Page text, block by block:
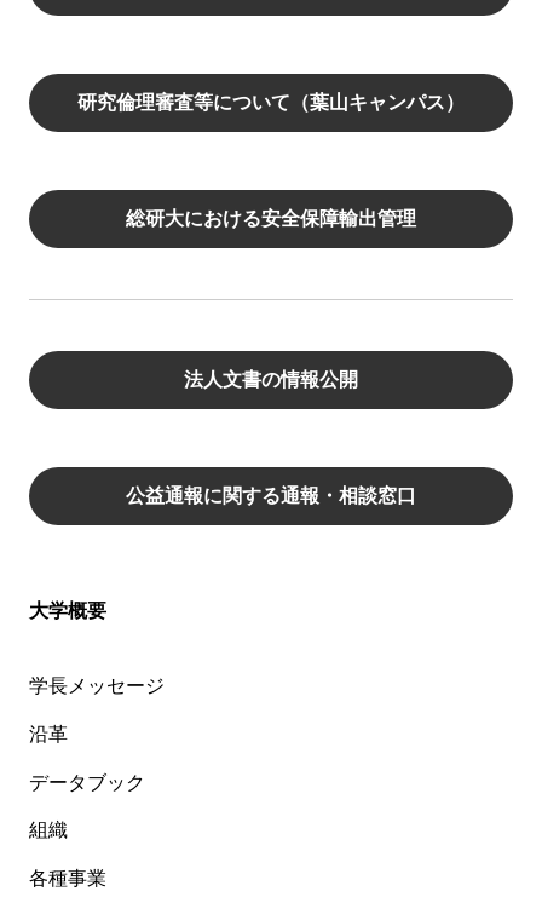
研究倫理審査等について（葉山キャンパス）
総研大における安全保障輸出管理
法人文書の情報公開
公益通報に関する通報・相談窓口
大学概要
学長メッセージ
沿革
データブック
組織
各種事業